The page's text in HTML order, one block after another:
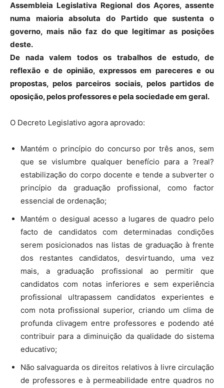
Assembleia Legislativa Regional dos Açores, assente
numa maioria absoluta do Partido que sustenta o
governo, mais não faz do que legitimar as posições
deste.
De nada valem todos os trabalhos de estudo, de
reflexão e de opinião, expressos em pareceres e ou
propostas, pelos parceiros sociais, pelos partidos de
oposição, pelos professores e pela sociedade em geral.
O Decreto Legislativo agora aprovado:
Mantém o princípio do concurso por três anos, sem
que se vislumbre qualquer benefício para a ?real?
estabilização do corpo docente e tende a subverter o
princípio da graduação profissional, como factor
essencial de ordenação;
Mantém o desigual acesso a lugares de quadro pelo
facto de candidatos com determinadas condições
serem posicionados nas listas de graduação à frente
dos restantes candidatos, desvirtuando, uma vez
mais, a graduação profissional ao permitir que
candidatos com notas inferiores e sem experiência
profissional ultrapassem candidatos experientes e
com nota profissional superior, criando um clima de
profunda clivagem entre professores e podendo até
contribuir para a diminuição da qualidade do sistema
educativo;
Não salvaguarda os direitos relativos à livre circulação
de professores e à permeabilidade entre quadros no